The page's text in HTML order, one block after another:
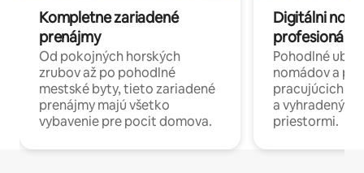
Kompletne zariadené
prenájmy
Od pokojných horských
zrubov až po pohodlné
mestské byty, tieto zariadené
prenájmy majú všetko
vybavenie pre pocit domova.
Digitálni
profesionáli
Pohodlné
nomádov a
pracujúcich
a
priestormi.